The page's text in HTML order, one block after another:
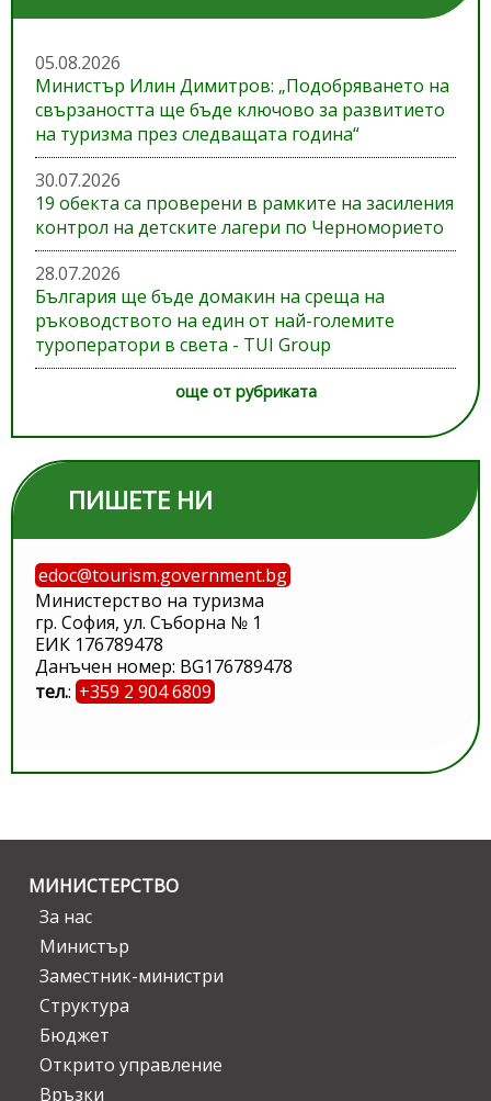
05.08.2026
Министър Илин Димитров: „Подобряването на
свързаността ще бъде ключово за развитието
на туризма през следващата година“
30.07.2026
19 обекта са проверени в рамките на засиления
контрол на детските лагери по Черноморието
28.07.2026
България ще бъде домакин на среща на
ръководството на един от най-големите
туроператори в света - TUI Group
още от рубриката
ПИШЕТЕ НИ
edoc@tourism.government.bg
Министерство на туризма
гр. София, ул. Съборна № 1
ЕИК 176789478
Данъчен номер: BG176789478
тел.: +359 2 904 6809
МИНИСТЕРСТВО
За нас
Министър
Заместник-министри
Структура
Бюджет
Открито управление
Връзки